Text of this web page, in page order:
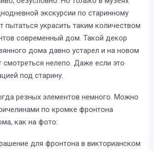
экскурсии по старинному
пытаться украсить таким количеством
современный дом. Такой декор
дома давно устарел и на новом
смотреться нелепо. Даже если это
под старину.
резных элементов немного. Можно
по кромке фронтона
как на фото:
для фронтона в викторианском